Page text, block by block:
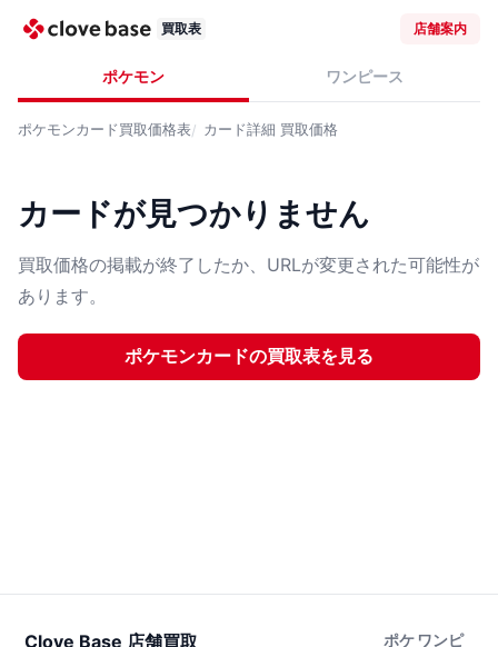
買取表 店舗案内
ポケモン ワンピース
ポケモンカード買取価格表 カード詳細 買取価格
カードが見つかりません
買取価格の掲載が終了したか、URLが変更された可能性が
あります。
ポケモンカードの買取表を見る
Clove Base 店舗買取
ポケ ワンピ